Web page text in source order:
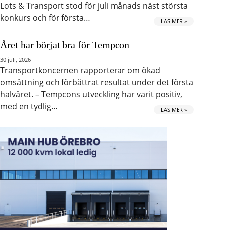
Lots & Transport stod för juli månads näst största
konkurs och för första…
LÄS MER »
Året har börjat bra för Tempcon
30 juli, 2026
Transportkoncernen rapporterar om ökad
omsättning och förbättrat resultat under det första
halvåret. – Tempcons utveckling har varit positiv,
med en tydlig…
LÄS MER »